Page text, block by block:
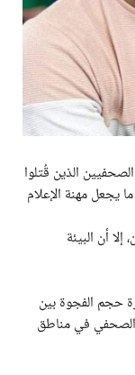
الذين قُتلوا
الماضيين 150 صحفيًا، ما يجعل مهنة الإعلام
أن البيئة
حجم الفجوة بين
الصحفي في مناطق